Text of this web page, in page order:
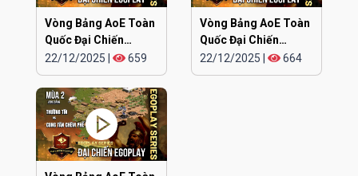
Vòng Bảng AoE Toàn
Quốc Đại Chiến
EGOPLAY mùa 2 |
Team Thanh Trì vs
Team Hà Nội
22/12/2025 659
Vòng Bảng AoE Toàn
Quốc Đại Chiến
EGOPLAY mùa 2 | Bắc
Ninh vs Hải Phòng
22/12/2025 664